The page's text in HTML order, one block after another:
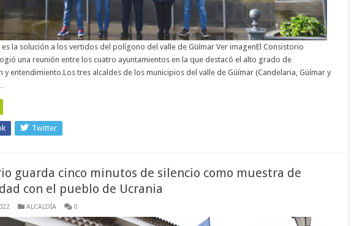
es la solución a los vertidos del polígono del valle de Güímar Ver imagenEl Consistorio
una reunión entre los cuatro ayuntamientos en la que destacó el alto grado de
y entendimiento.Los tres alcaldes de los municipios del valle de Güímar (Candelaria, Güímar y
Twitter
guarda cinco minutos de silencio como muestra de
con el pueblo de Ucrania
ALCALDÍA 0